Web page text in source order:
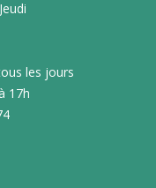
les jours
17h